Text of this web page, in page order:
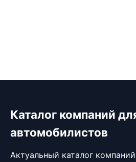
Каталог компаний
автомобилистов
Актуальный каталог